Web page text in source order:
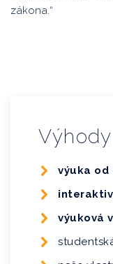
zákona.“
výuka od
výuková